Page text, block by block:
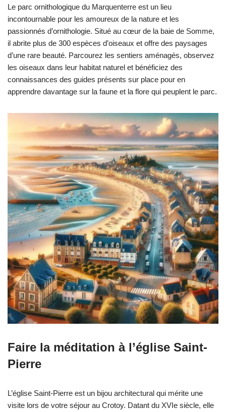
Le parc ornithologique du Marquenterre est un lieu
incontournable pour les amoureux de la nature et les
passionnés d’ornithologie. Situé au cœur de la baie de Somme,
il abrite plus de 300 espèces d’oiseaux et offre des paysages
d’une rare beauté. Parcourez les sentiers aménagés, observez
les oiseaux dans leur habitat naturel et bénéficiez des
connaissances des guides présents sur place pour en
apprendre davantage sur la faune et la flore qui peuplent le parc.
Faire la méditation à l’église Saint-
Pierre
L’église Saint-Pierre est un bijou architectural qui mérite une
visite lors de votre séjour au Crotoy. Datant du XVIe siècle, elle